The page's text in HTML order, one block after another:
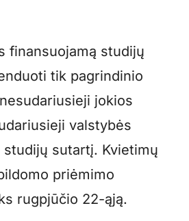
finansuojamą studijų
tik pagrindinio
jokios
valstybės
sutartį. Kvietimų
priėmimo
rugpjūčio 22-ąją.